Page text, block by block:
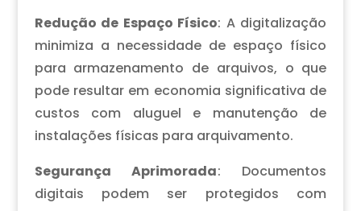
Redução de Espaço Físico: A digitalização
minimiza a necessidade de espaço físico
para armazenamento de arquivos, o que
pode resultar em economia significativa de
custos com aluguel e manutenção de
instalações físicas para arquivamento.
Segurança Aprimorada: Documentos
digitais podem ser protegidos com